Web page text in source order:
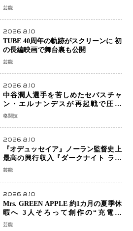
者としての“今”を凝縮
芸能
2026.8.10
TUBE 40周年の軌跡がスクリーンに 初
の長編映画で舞台裏も公開
芸能
2026.8.10
中谷潤人選手を苦しめたセバスチャ
ン・エルナンデスが再起戦で圧巻
KO 2回で相手を沈める…次戦は亀田
格闘技
2026.8.10
『オデュッセイア』ノーラン監督史上
最高の興行収入『ダークナイト ライ
ジング』超え、世界で11億ドル突破
芸能
2026.8.10
Mrs. GREEN APPLE 約1カ月の夏季休
暇へ 3人そろって創作の“充電期
間”「自分らしいインプットを」
芸能